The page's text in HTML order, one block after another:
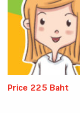
Price 225 Baht